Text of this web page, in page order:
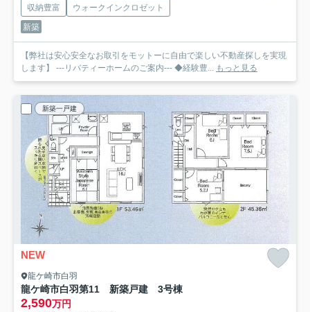
収納豊富
ウォークインクロゼット
新築
【弊社は安心安全なお取引をモットーに自由で楽しい不動産探しを実現
します】 ---リバティーホームのご案内--- ◆経験豊... もっと見る
新築一戸建
NEW
龍ケ崎市白羽
龍ケ崎市白羽第11 新築戸建 3号棟
2,590万円